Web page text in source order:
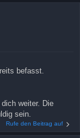
befasst.
weiter. Die
sein.
Rufe den Beitrag auf